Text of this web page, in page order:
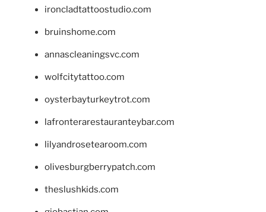
ironcladtattoostudio.com
bruinshome.com
annascleaningsvc.com
wolfcitytattoo.com
oysterbayturkeytrot.com
lafronterarestauranteybar.com
lilyandrosetearoom.com
olivesburgberrypatch.com
theslushkids.com